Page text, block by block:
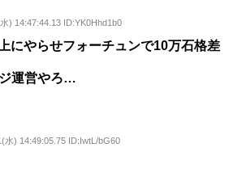
) 14:47:44.13 ID:YK0Hhd1b0
にやらせフォーチュンで10万石格差
運営やろ…
水) 14:49:05.75 ID:IwtL/bG60